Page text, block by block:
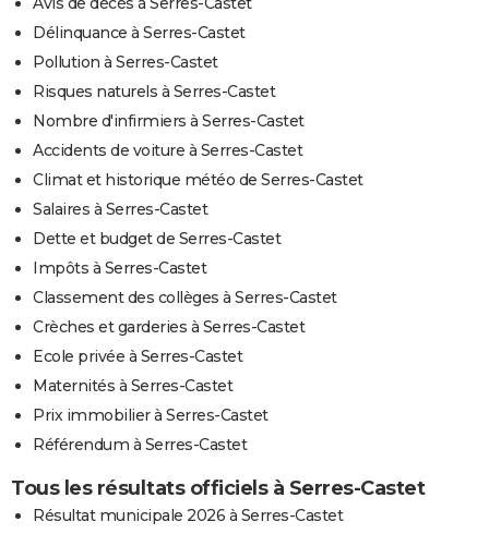
Délinquance à Serres-Castet
Pollution à Serres-Castet
Risques naturels à Serres-Castet
Nombre d'infirmiers à Serres-Castet
Accidents de voiture à Serres-Castet
Climat et historique météo de Serres-Castet
Salaires à Serres-Castet
Dette et budget de Serres-Castet
Impôts à Serres-Castet
Classement des collèges à Serres-Castet
Crèches et garderies à Serres-Castet
Ecole privée à Serres-Castet
Maternités à Serres-Castet
Prix immobilier à Serres-Castet
Référendum à Serres-Castet
Tous les résultats officiels à Serres-Castet
Résultat municipale 2026 à Serres-Castet